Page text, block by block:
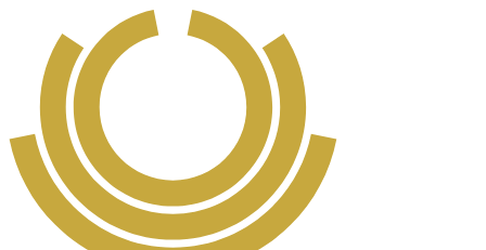
Перейти к основному содержанию